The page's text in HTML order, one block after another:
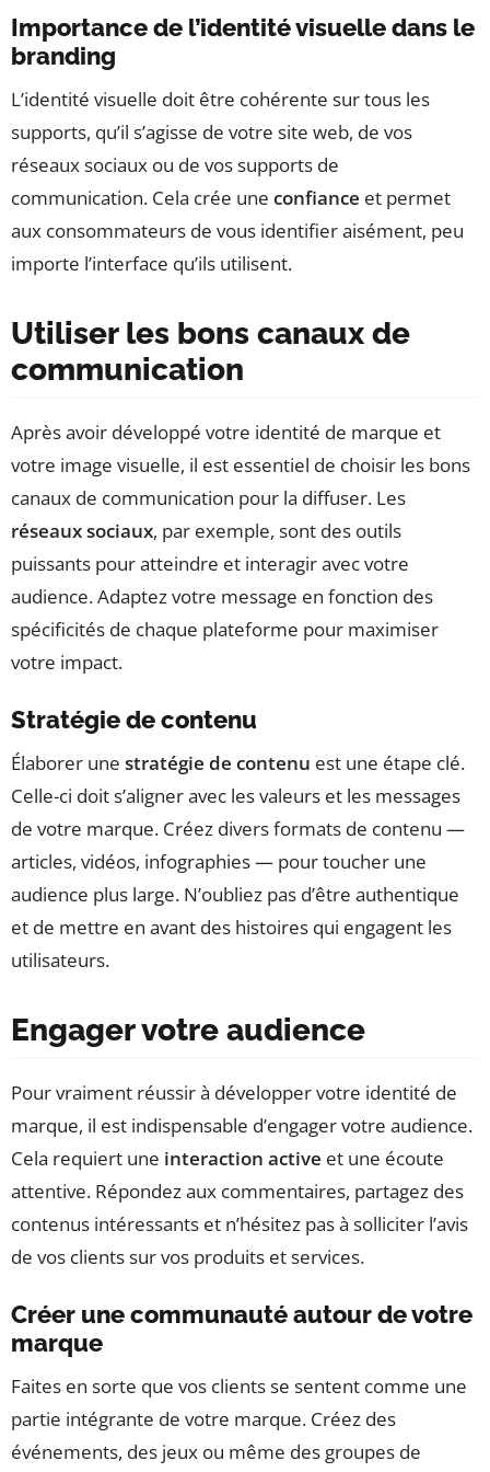
Importance de l’identité visuelle dans le
branding
L’identité visuelle doit être cohérente sur tous les
supports, qu’il s’agisse de votre site web, de vos
réseaux sociaux ou de vos supports de
communication. Cela crée une confiance et permet
aux consommateurs de vous identifier aisément, peu
importe l’interface qu’ils utilisent.
Utiliser les bons canaux de
communication
Après avoir développé votre identité de marque et
votre image visuelle, il est essentiel de choisir les bons
canaux de communication pour la diffuser. Les
réseaux sociaux, par exemple, sont des outils
puissants pour atteindre et interagir avec votre
audience. Adaptez votre message en fonction des
spécificités de chaque plateforme pour maximiser
votre impact.
Stratégie de contenu
Élaborer une stratégie de contenu est une étape clé.
Celle-ci doit s’aligner avec les valeurs et les messages
de votre marque. Créez divers formats de contenu —
articles, vidéos, infographies — pour toucher une
audience plus large. N’oubliez pas d’être authentique
et de mettre en avant des histoires qui engagent les
utilisateurs.
Engager votre audience
Pour vraiment réussir à développer votre identité de
marque, il est indispensable d’engager votre audience.
Cela requiert une interaction active et une écoute
attentive. Répondez aux commentaires, partagez des
contenus intéressants et n’hésitez pas à solliciter l’avis
de vos clients sur vos produits et services.
Créer une communauté autour de votre
marque
Faites en sorte que vos clients se sentent comme une
partie intégrante de votre marque. Créez des
événements, des jeux ou même des groupes de